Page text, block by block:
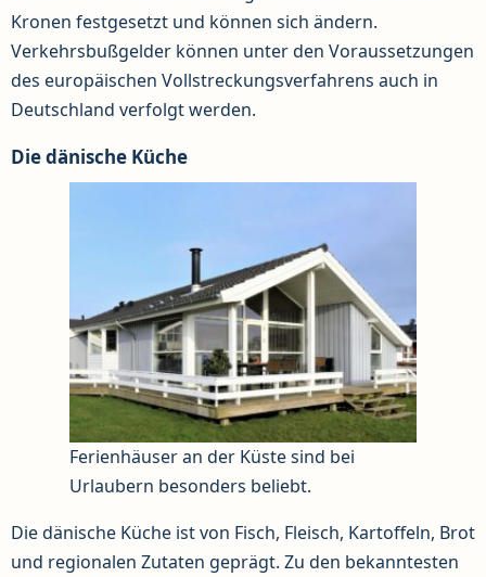
Kronen festgesetzt und können sich ändern.
Verkehrsbußgelder können unter den Voraussetzungen
des europäischen Vollstreckungsverfahrens auch in
Deutschland verfolgt werden.
Die dänische Küche
Ferienhäuser an der Küste sind bei
Urlaubern besonders beliebt.
Die dänische Küche ist von Fisch, Fleisch, Kartoffeln, Brot
und regionalen Zutaten geprägt. Zu den bekanntesten